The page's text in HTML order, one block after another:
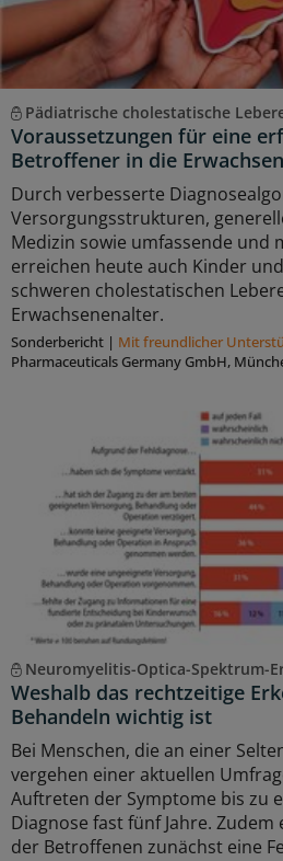
Pädiatrische cholestatische
Voraussetzungen für eine
Betroffener in die
Durch verbesserte
Versorgungsstrukturen,
Medizin sowie umfassende und
erreichen heute auch Kinder
schweren cholestatischen
Erwachsenenalter.
Sonderbericht | Mit freundlicher
Pharmaceuticals Germany GmbH,
Neuromyelitis-Optica-Spektrum-
Weshalb das rechtzeitige
Behandeln wichtig ist
Bei Menschen, die an einer
vergehen einer aktuellen
Auftreten der Symptome bis zu
Diagnose fast fünf Jahre.
der Betroffenen zunächst eine